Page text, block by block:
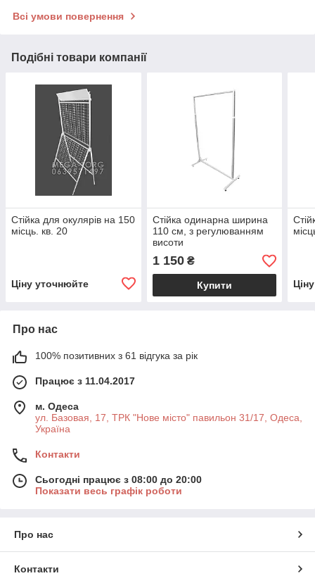
Всі умови повернення
Подібні товари компанії
Стійка для окулярів на 150
місць. кв. 20
Ціну уточнюйте
Стійка одинарна ширина
110 см, з регулюванням
висоти
1 150₴
Купити
Про нас
100% позитивних з 61 відгука за рік
Працює з 11.04.2017
м. Одеса
ул. Базовая, 17, ТРК "Нове місто" павильон 31/17, Одеса,
Україна
Контакти
Сьогодні працює з 08:00 до 20:00
Показати весь графік роботи
Про нас
Контакти